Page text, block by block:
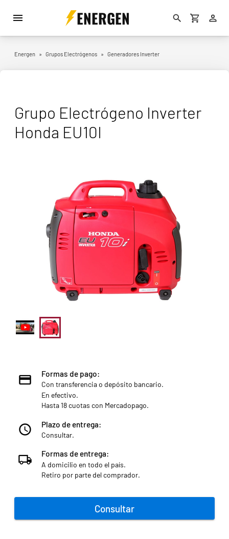
ENERGEN
Energen » Grupos Electrógenos » Generadores Inverter
Grupo Electrógeno Inverter
Honda EU10I
Formas de pago:
Con transferencia o depósito bancario.
En efectivo.
Hasta 18 cuotas con Mercadopago.
Plazo de entrega:
Consultar.
Formas de entrega:
A domicilio en todo el país.
Retiro por parte del comprador.
Consultar